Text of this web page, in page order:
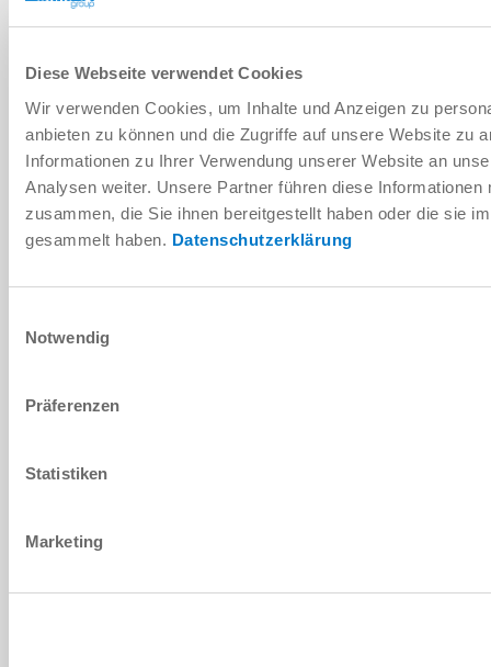
Diese Webseite verwendet Cookies
Wir verwenden Cookies, um Inhalte und Anzeigen zu
anbieten zu können und die Zugriffe auf unsere Website zu
Informationen zu Ihrer Verwendung unserer Website an
Analysen weiter. Unsere Partner führen diese
zusammen, die Sie ihnen bereitgestellt haben oder die sie
gesammelt haben. Datenschutzerklärung
Notwendig
Präferenzen
Statistiken
Marketing
5. Moduły osadzania
ZAPRASZAMY DO KONTAKTU
DANE OSOBOWE
Imię*
Nazwisko*
Adres e-mail
Firma*
Lokalizacja